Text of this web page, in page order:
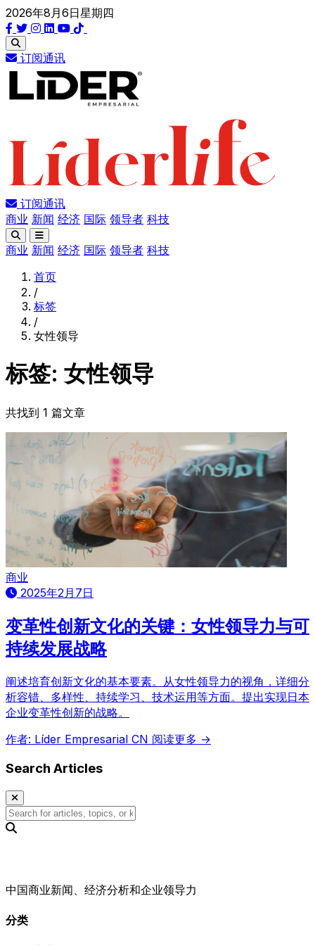
2026年8月6日星期四
订阅通讯
订阅通讯
商业 新闻 经济 国际 领导者 科技
商业 新闻 经济 国际 领导者 科技
首页
/
标签
/
女性领导
标签: 女性领导
共找到 1 篇文章
商业
2025年2月7日
变革性创新文化的关键：女性领导力与可
持续发展战略
阐述培育创新文化的基本要素。从女性领导力的视角，详细分
析容错、多样性、持续学习、技术运用等方面。提出实现日本
企业变革性创新的战略。
作者: Líder Empresarial CN 阅读更多 →
Search Articles
中国商业新闻、经济分析和企业领导力
分类